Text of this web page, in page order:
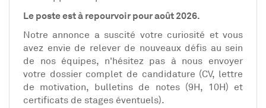
Le poste est à repourvoir pour août 2026.
Notre annonce a suscité votre curiosité et vous
avez envie de relever de nouveaux défis au sein
de nos équipes, n'hésitez pas à nous envoyer
votre dossier complet de candidature (CV, lettre
de motivation, bulletins de notes (9H, 10H) et
certificats de stages éventuels).